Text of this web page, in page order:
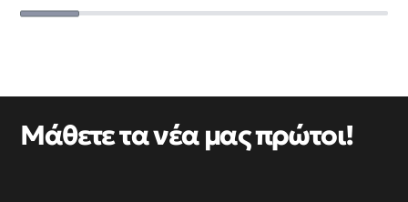
Μάθετε τα νέα μας πρώτοι!